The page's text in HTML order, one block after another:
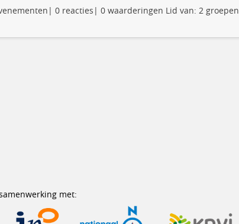
0 reacties| 0 waarderingen Lid van: 2 groepen
met: